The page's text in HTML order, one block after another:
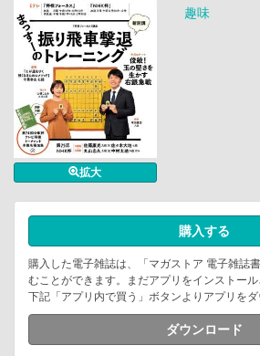
拡大
趣味
購入する
購入した電子雑誌は、「マガストア 電子雑誌
むことができます。まだアプリをインストール
下記「アプリ内で買う」ボタンよりアプリをダ
ダウンロード